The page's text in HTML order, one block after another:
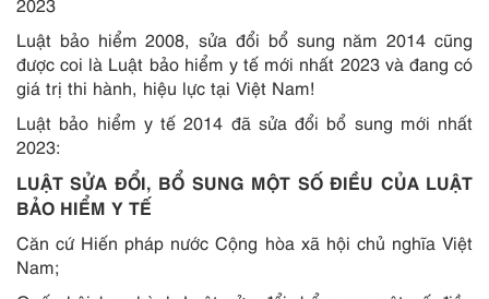
Luật bảo hiểm 2008, sửa đổi bổ sung năm 2014 cũng
được coi là Luật bảo hiểm y tế mới nhất 2023 và đang có
giá trị thi hành, hiệu lực tại Việt Nam!
Luật bảo hiểm y tế 2014 đã sửa đổi bổ sung mới nhất
2023:
LUẬT SỬA ĐỔI, BỔ SUNG MỘT SỐ ĐIỀU CỦA LUẬT
BẢO HIỂM Y TẾ
Căn cứ Hiến pháp nước Cộng hòa xã hội chủ nghĩa Việt
Nam;